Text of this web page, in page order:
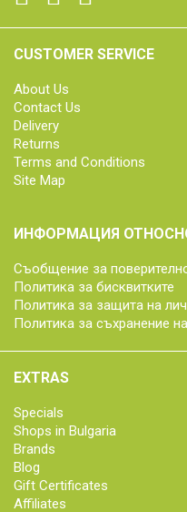
CUSTOMER SERVICE
About Us
Contact Us
Delivery
Returns
Terms and Conditions
Site Map
ИНФОРМАЦИЯ
Съобщение за
Политика за бисквитките
Политика за защита на
Политика за съхранение
EXTRAS
Specials
Shops in Bulgaria
Brands
Blog
Gift Certificates
Affiliates